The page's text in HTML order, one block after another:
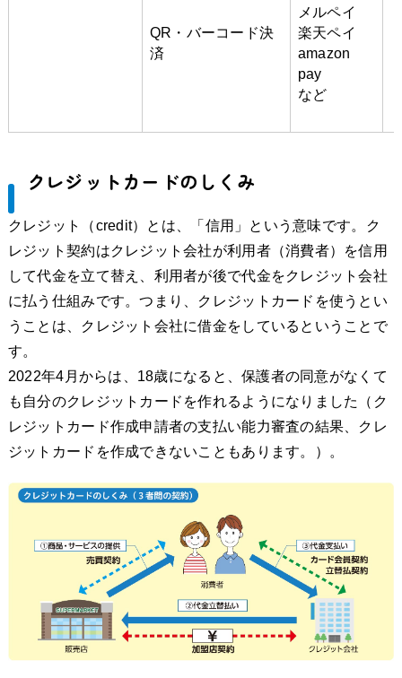
QR・バーコード決
済
メルペイ
楽天ペイ
amazon
pay
など
クレジットカードのしくみ
クレジット（credit）とは、「信用」という意味です。ク
レジット契約はクレジット会社が利用者（消費者）を信用
して代金を立て替え、利用者が後で代金をクレジット会社
に払う仕組みです。つまり、クレジットカードを使うとい
うことは、クレジット会社に借金をしているということで
す。
2022年4月からは、18歳になると、保護者の同意がなくて
も自分のクレジットカードを作れるようになりました（ク
レジットカード作成申請者の支払い能力審査の結果、クレ
ジットカードを作成できないこともあります。）。